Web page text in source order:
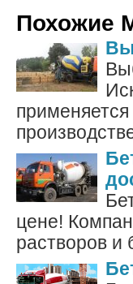
Похожие
цене!
растворов и